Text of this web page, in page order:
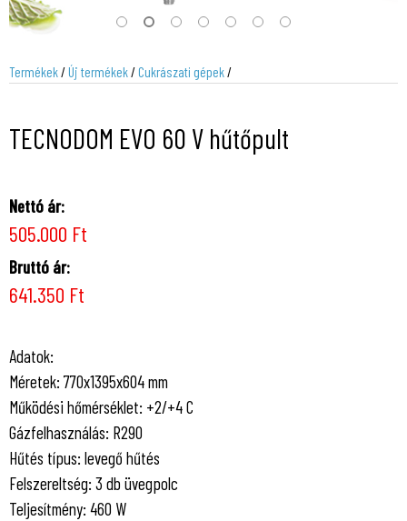
Termékek/Új termékek/Cukrászati gépek/
TECNODOM EVO 60 V hűtőpult
Nettó ár:
505.000 Ft
Bruttó ár:
641.350 Ft
Adatok:
Méretek: 770x1395x604 mm
Működési hőmérséklet: +2/+4 C
Gázfelhasználás: R290
Hűtés típus: levegő hűtés
Felszereltség: 3 db üvegpolc
Teljesítmény: 460 W